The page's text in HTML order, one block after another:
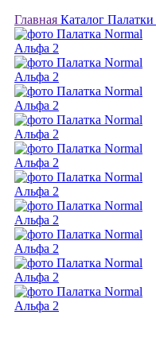
Главная Каталог Палатки